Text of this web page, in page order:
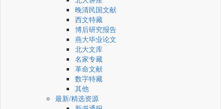
晚清民国文献
西文特藏
博后研究报告
燕大毕业论文
北大文库
名家专藏
革命文献
数字特藏
其他
最新/精选资源